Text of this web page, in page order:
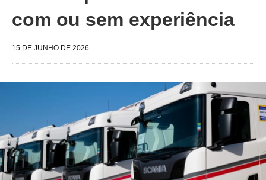
com ou sem experiência
15 DE JUNHO DE 2026